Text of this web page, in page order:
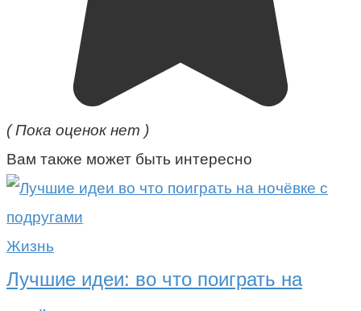
( Пока оценок нет )
Вам также может быть интересно
Жизнь
Лучшие идеи: во что поиграть на